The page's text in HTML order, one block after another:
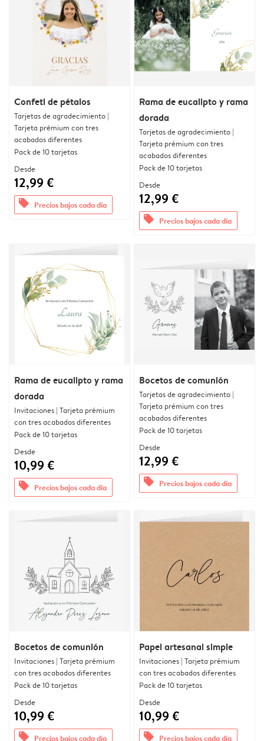
Confeti de pétalos
Tarjetas de agradecimiento |
Tarjeta prémium con tres
acabados diferentes
Pack de 10 tarjetas
Desde
12,99 €
offers Precios bajos cada día
Rama de eucalipto y rama
dorada
Tarjetas de agradecimiento |
Tarjeta prémium con tres
acabados diferentes
Pack de 10 tarjetas
Desde
12,99 €
offers Precios bajos cada día
Rama de eucalipto y rama
dorada
Invitaciones | Tarjeta prémium
con tres acabados diferentes
Pack de 10 tarjetas
Desde
10,99 €
offers Precios bajos cada día
Bocetos de comunión
Tarjetas de agradecimiento |
Tarjeta prémium con tres
acabados diferentes
Pack de 10 tarjetas
Desde
12,99 €
offers Precios bajos cada día
Bocetos de comunión
Invitaciones | Tarjeta prémium
con tres acabados diferentes
Pack de 10 tarjetas
Desde
10,99 €
offers Precios bajos cada día
Papel artesanal simple
Invitaciones | Tarjeta prémium
con tres acabados diferentes
Pack de 10 tarjetas
Desde
10,99 €
offers Precios bajos cada día